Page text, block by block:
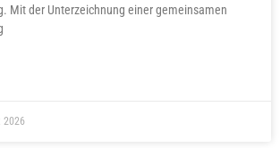
Mit der Unterzeichnung einer gemeinsamen
2026